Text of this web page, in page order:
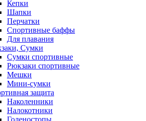
Кепки
Шапки
Перчатки
Спортивные баффы
Для плавания
Сумки
Сумки спортивные
Рюкзаки спортивные
Мешки
Мини-сумки
защита
Наколенники
Налокотники
Голеностопы